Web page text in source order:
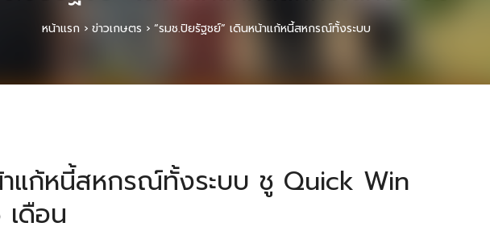
หน้าแรก › ข่าวเกษตร › “รมช.ปิยรัฐชย์” เดินหน้าแก้หนี้สหกรณ์ทั้งระบบ
าแก้หนี้สหกรณ์ทั้งระบบ ชู Quick Win
ดือน